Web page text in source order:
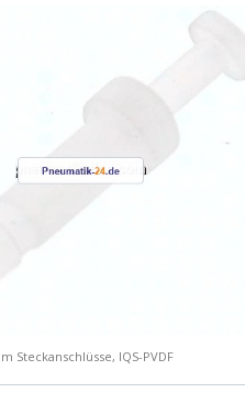
Steckanschlüsse, IQS-PVDF